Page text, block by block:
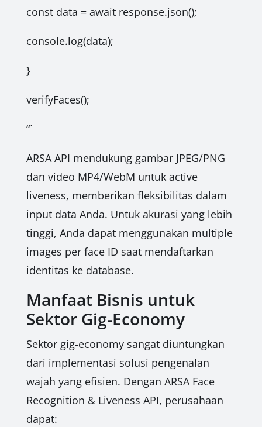
const data = await response.json();
console.log(data);
}
verifyFaces();
“`
ARSA API mendukung gambar JPEG/PNG
dan video MP4/WebM untuk active
liveness, memberikan fleksibilitas dalam
input data Anda. Untuk akurasi yang lebih
tinggi, Anda dapat menggunakan multiple
images per face ID saat mendaftarkan
identitas ke database.
Manfaat Bisnis untuk
Sektor Gig-Economy
Sektor gig-economy sangat diuntungkan
dari implementasi solusi pengenalan
wajah yang efisien. Dengan ARSA Face
Recognition & Liveness API, perusahaan
dapat: